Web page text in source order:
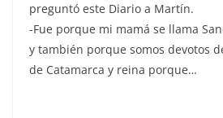
preguntó este Diario a Martín.
-Fue porque mi mamá se llama
y también porque somos devotos
de Catamarca y reina porque…